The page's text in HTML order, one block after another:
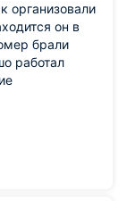
организовали
он в
брали
работал